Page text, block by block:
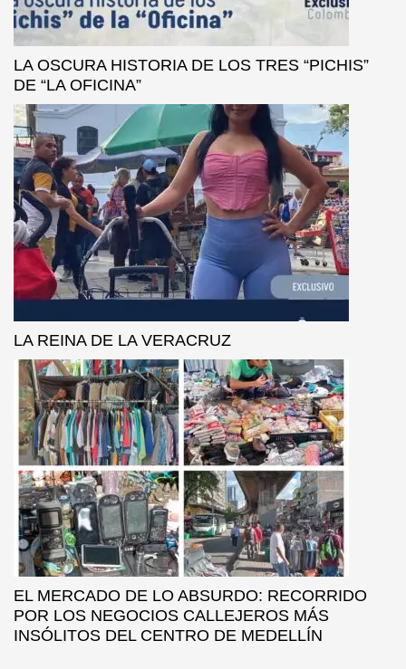
LA OSCURA HISTORIA DE LOS TRES “PICHIS”
DE “LA OFICINA”
LA REINA DE LA VERACRUZ
EL MERCADO DE LO ABSURDO: RECORRIDO
POR LOS NEGOCIOS CALLEJEROS MÁS
INSÓLITOS DEL CENTRO DE MEDELLÍN